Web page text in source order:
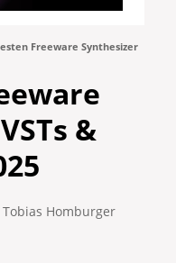
Freeware Synthesizer
&
Tobias Homburger